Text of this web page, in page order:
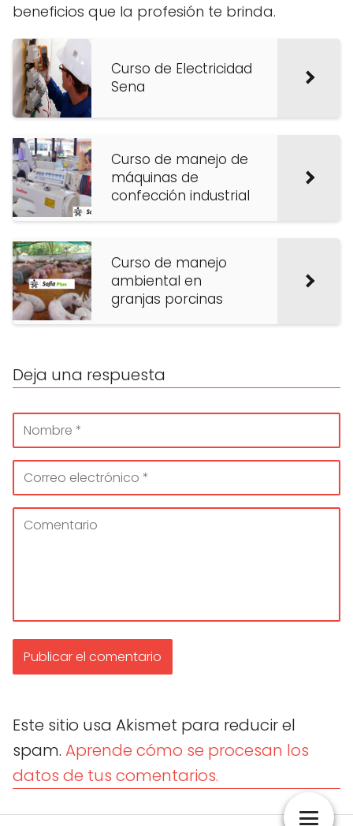
beneficios que la profesión te brinda.
Curso de Electricidad
Sena
Curso de manejo de
máquinas de
confección industrial
Curso de manejo
ambiental en
granjas porcinas
Deja una respuesta
Este sitio usa Akismet para reducir el
spam. Aprende cómo se procesan los
datos de tus comentarios.